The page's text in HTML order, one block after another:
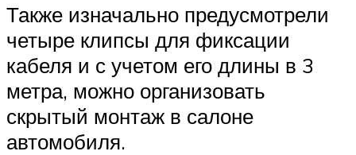
Также изначально предусмотрели
четыре клипсы для фиксации
кабеля и с учетом его длины в 3
метра, можно организовать
скрытый монтаж в салоне
автомобиля.